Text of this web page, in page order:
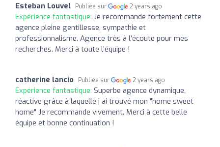
Esteban Louvel Publiée sur 2 years ago
Expérience fantastique: Je recommande fortement cette
agence pleine gentillesse, sympathie et
professionnalisme. Agence très à l’écoute pour mes
recherches. Merci à toute l’équipe !
catherine lancio Publiée sur 2 years ago
Expérience fantastique: Superbe agence dynamique,
réactive grâce à laquelle j ai trouvé mon "home sweet
home" Je recommande vivement. Merci à cette belle
équipe et bonne continuation !